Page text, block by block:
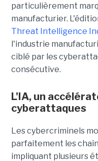
particulièrement
manufacturier.
Threat Intelligence
l'industrie
ciblé par les
consécutive.
L'IA, un
cyberattaques
Les cybercriminels
parfaitement les
impliquant plusieurs